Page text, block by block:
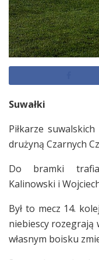
Suwałki
Piłkarze
drużyną Czarnych
Do bramki
Kalinowski i
Był to mecz 14.
niebiescy rozegrają
własnym boisku